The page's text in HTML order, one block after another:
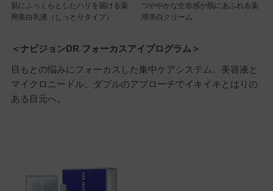
肌にふっくらとしたハリを届ける薬
用美白乳液（しっとりタイプ）
つややかな生命感が肌にあふれる薬
用美白クリーム
＜ナビジョンDR フォーカスアイプログラム＞
目もとの悩みにフォーカスした集中ケアシステム。美容液と
マイクロニードル、ダブルのアプローチでイキイキとはりの
ある目元へ。